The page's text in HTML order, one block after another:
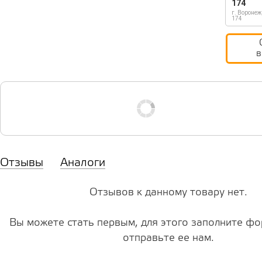
174
г.
174
Отзывы Аналоги
Отзывов к данному товару нет.
Вы можете стать первым, для этого заполните
отправьте ее нам.